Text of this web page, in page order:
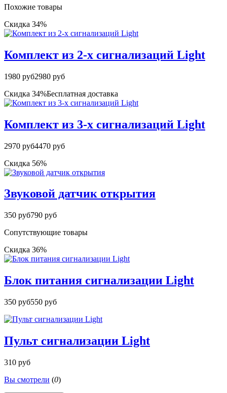
Похожие товары
Скидка 34%
Комплект из 2-х сигнализаций Light
1980 руб2980 руб
Скидка 34%Бесплатная доставка
Комплект из 3-х сигнализаций Light
2970 руб4470 руб
Скидка 56%
Звуковой датчик открытия
350 руб790 руб
Сопутствующие товары
Скидка 36%
Блок питания сигнализации Light
350 руб550 руб
Пульт сигнализации Light
310 руб
Вы смотрели (0)